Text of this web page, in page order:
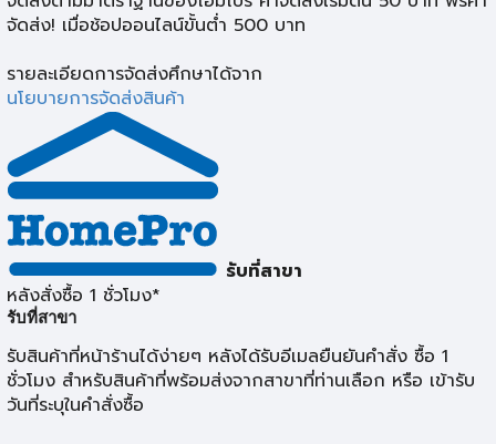
จัดส่ง! เมื่อช้อปออนไลน์ขั้นต่ำ 500 บาท
รายละเอียดการจัดส่งศึกษาได้จาก
นโยบายการจัดส่งสินค้า
รับที่สาขา
หลังสั่งซื้อ 1 ชั่วโมง*
รับที่สาขา
รับสินค้าที่หน้าร้านได้ง่ายๆ หลังได้รับอีเมลยืนยันคำสั่ง ซื้อ 1
ชั่วโมง สำหรับสินค้าที่พร้อมส่งจากสาขาที่ท่านเลือก หรือ เข้ารับ
วันที่ระบุในคำสั่งซื้อ